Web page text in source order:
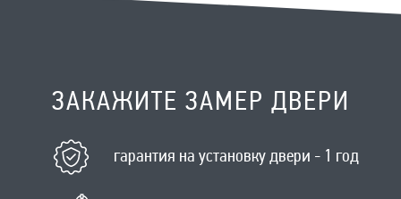
ЗАКАЖИТЕ ЗАМЕР ДВЕРИ
гарантия на установку двери - 1 год